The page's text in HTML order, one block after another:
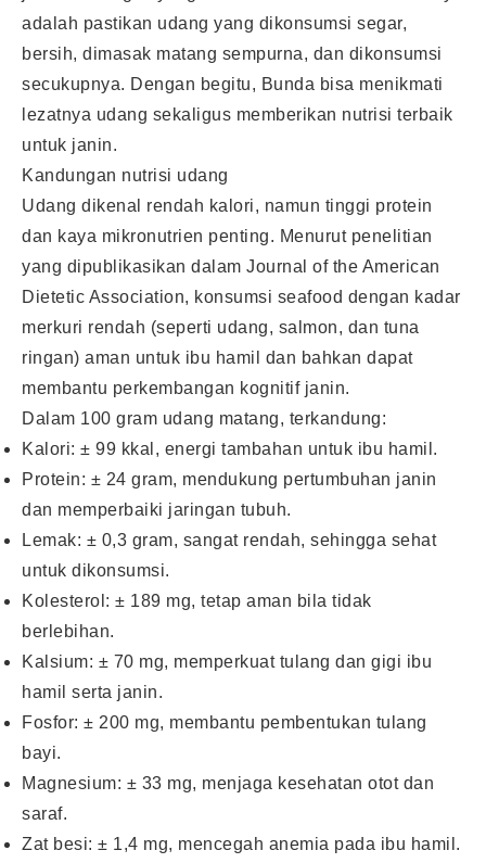
adalah pastikan udang yang dikonsumsi segar,
bersih, dimasak matang sempurna, dan dikonsumsi
secukupnya. Dengan begitu, Bunda bisa menikmati
lezatnya udang sekaligus memberikan nutrisi terbaik
untuk janin.
Kandungan nutrisi udang
Udang dikenal rendah kalori, namun tinggi protein
dan kaya mikronutrien penting. Menurut penelitian
yang dipublikasikan dalam Journal of the American
Dietetic Association, konsumsi seafood dengan kadar
merkuri rendah (seperti udang, salmon, dan tuna
ringan) aman untuk ibu hamil dan bahkan dapat
membantu perkembangan kognitif janin.
Dalam 100 gram udang matang, terkandung:
Kalori: ± 99 kkal, energi tambahan untuk ibu hamil.
Protein: ± 24 gram, mendukung pertumbuhan janin
dan memperbaiki jaringan tubuh.
Lemak: ± 0,3 gram, sangat rendah, sehingga sehat
untuk dikonsumsi.
Kolesterol: ± 189 mg, tetap aman bila tidak
berlebihan.
Kalsium: ± 70 mg, memperkuat tulang dan gigi ibu
hamil serta janin.
Fosfor: ± 200 mg, membantu pembentukan tulang
bayi.
Magnesium: ± 33 mg, menjaga kesehatan otot dan
saraf.
Zat besi: ± 1,4 mg, mencegah anemia pada ibu hamil.